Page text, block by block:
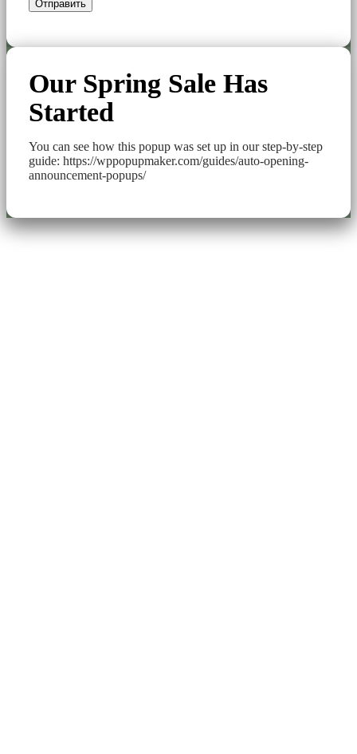
Our Spring Sale Has
Started
You can see how this popup was set up in our step-by-step
guide: https://wppopupmaker.com/guides/auto-opening-
announcement-popups/